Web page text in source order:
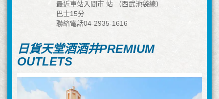
最近車站入間市 站 （西武池袋線）
巴士15分
聯絡電話04-2935-1616
日貨天堂酒酒井PREMIUM
OUTLETS